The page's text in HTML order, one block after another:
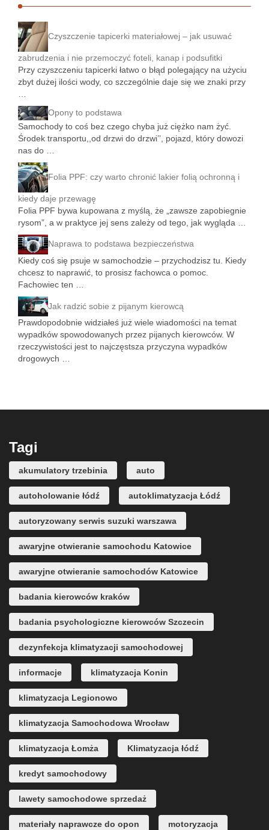
Czyszczenie tapicerki materiałowej – jak usuwać
zabrudzenia i nie przemoczyć foteli, kanap i podsufitki
Przy czyszczeniu tapicerki łatwo o błąd polegający na użyciu
zbyt dużej ilości wody, co szczególnie daje się we znaki przy
Opony to podstawa
Samochody to coś bez czego chyba już ciężko nam żyć.
Środek transportu,,od drzwi do drzwi’’, pojazd, który dowozi
nas do …
Folia PPF: czy warto chronić lakier folią ochronną i
kiedy daje przewagę
Folia PPF bywa kupowana z myślą, że „zawsze zapobiegnie
rysom”, a w praktyce jej sens zależy od tego, jak wygląda …
Naprawa to podstawa bezpieczeństwa
Kiedy coś się psuje w samochodzie – przychodzisz tu. Kiedy
chcesz to naprawić, to prosisz fachowca o pomoc.
Fachowiec ten …
Jak radzić sobie z pijanym kierowcą
Prawdopodobnie widziałeś już wiele wiadomości na temat
wypadków spowodowanych przez pijanych kierowców. W
rzeczywistości jest to najczęstsza przyczyna wypadków
drogowych …
Tagi
akumulatory trzebinia auto
autoholowanie łódź autoklimatyzacja Łódź
autoryzowany serwis suzuki warszawa
awaryjne otwieranie samochodu Katowice
awaryjne otwieranie samochodów Katowice
badania kierowców kraków
badania psychologiczne kierowców Szczecin
dezynfekcja klimatyzacji samochodowej
informacje klimatyzacja Konin
klimatyzacja Legionowo
klimatyzacja Samochodowa Wrocław
klimatyzacja Łomża Klimatyzacja łódź
kredyt samochodowy
lawety samochodowe sprzedaż
materiały naprawcze do opon motoryzacja